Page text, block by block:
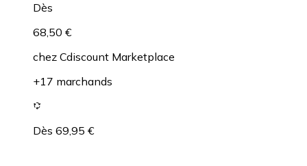
Dès
68,50 €
chez Cdiscount Marketplace
+17 marchands
Dès 69,95 €